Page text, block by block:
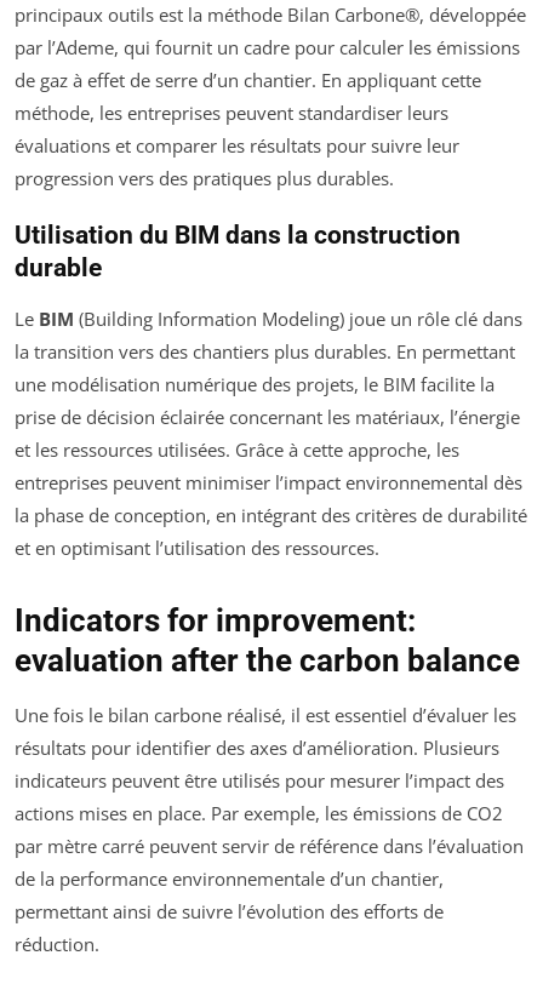
principaux outils est la méthode Bilan Carbone®, développée
par l’Ademe, qui fournit un cadre pour calculer les émissions
de gaz à effet de serre d’un chantier. En appliquant cette
méthode, les entreprises peuvent standardiser leurs
évaluations et comparer les résultats pour suivre leur
progression vers des pratiques plus durables.
Utilisation du BIM dans la construction
durable
Le BIM (Building Information Modeling) joue un rôle clé dans
la transition vers des chantiers plus durables. En permettant
une modélisation numérique des projets, le BIM facilite la
prise de décision éclairée concernant les matériaux, l’énergie
et les ressources utilisées. Grâce à cette approche, les
entreprises peuvent minimiser l’impact environnemental dès
la phase de conception, en intégrant des critères de durabilité
et en optimisant l’utilisation des ressources.
Indicators for improvement:
evaluation after the carbon balance
Une fois le bilan carbone réalisé, il est essentiel d’évaluer les
résultats pour identifier des axes d’amélioration. Plusieurs
indicateurs peuvent être utilisés pour mesurer l’impact des
actions mises en place. Par exemple, les émissions de CO2
par mètre carré peuvent servir de référence dans l’évaluation
de la performance environnementale d’un chantier,
permettant ainsi de suivre l’évolution des efforts de
réduction.